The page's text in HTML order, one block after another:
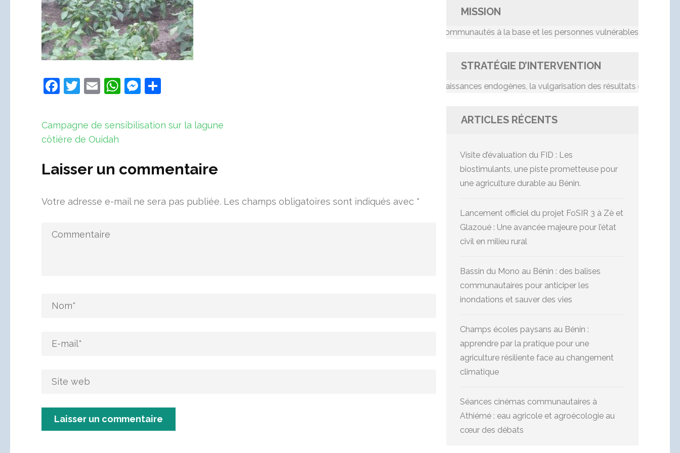
Facebook
Twitter
EmailWhatsApp
Messenger
Navigation
de
Campagne de sensibilisation sur la lagune
côtière de Ouidah
Laisser un commentaire
Votre adresse e-mail ne sera pas publiée. Les champs obligatoires sont indiqués avec *
MISSION
Accompagner les communautés à la base et les personnes vulnérables dans le
STRATÉGIE D’INTERVENTION
La valorisation des connaissances endogènes, la vulgarisation des résultats de recherche,
ARTICLES RÉCENTS
Visite d’évaluation du FID : Les
biostimulants, une piste prometteuse pour
une agriculture durable au Bénin.
Lancement officiel du projet FoSIR 3 à Zè et
Glazoué : Une avancée majeure pour l’état
civil en milieu rural
Bassin du Mono au Bénin : des balises
communautaires pour anticiper les
inondations et sauver des vies
Champs écoles paysans au Bénin :
apprendre par la pratique pour une
agriculture résiliente face au changement
climatique
Séances cinémas communautaires à
Athiémé : eau agricole et agroécologie au
cœur des débats